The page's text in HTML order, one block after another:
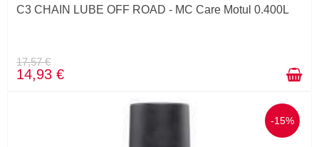
C3 CHAIN LUBE OFF ROAD - MC Care Motul 0.400L
17,57 €
14,93 €
-15%